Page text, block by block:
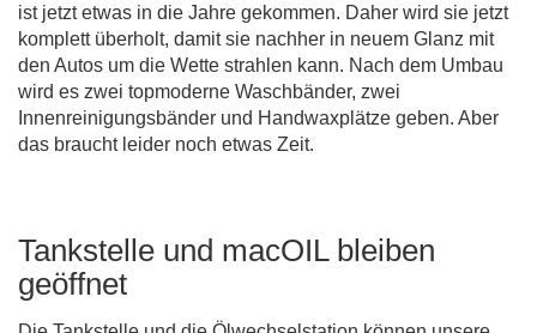
ist jetzt etwas in die Jahre gekommen. Daher wird sie jetzt
komplett überholt, damit sie nachher in neuem Glanz mit
den Autos um die Wette strahlen kann. Nach dem Umbau
wird es zwei topmoderne Waschbänder, zwei
Innenreinigungsbänder und Handwaxplätze geben. Aber
das braucht leider noch etwas Zeit.
Tankstelle und macOIL bleiben
geöffnet